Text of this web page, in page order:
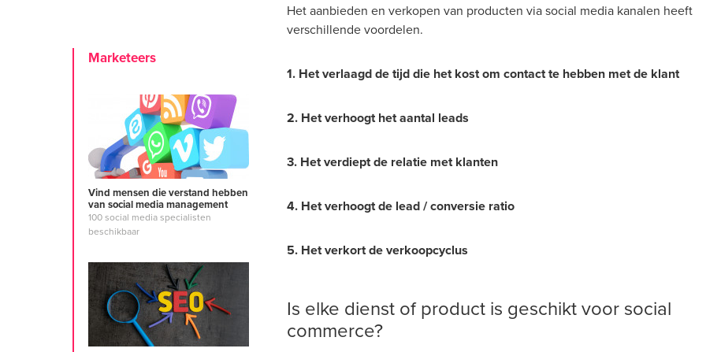
Marketeers
Vind mensen die verstand hebben
van social media management
100 social media specialisten
beschikbaar
Het aanbieden en verkopen van producten via social media kanalen heeft
verschillende voordelen.
1. Het verlaagd de tijd die het kost om contact te hebben met de klant
2. Het verhoogt het aantal leads
3. Het verdiept de relatie met klanten
4. Het verhoogt de lead / conversie ratio
5. Het verkort de verkoopcyclus
Is elke dienst of product is geschikt voor social
commerce?